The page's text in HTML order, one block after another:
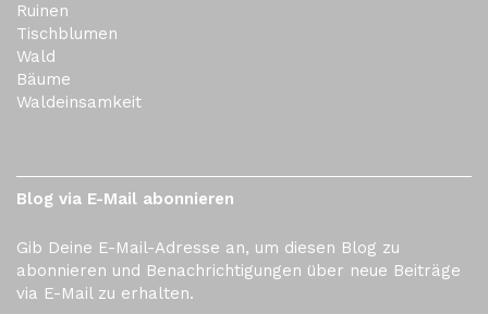
Ruinen
Tischblumen
Wald
Bäume
Waldeinsamkeit
Blog via E-Mail abonnieren
Gib Deine E-Mail-Adresse an, um diesen Blog zu
abonnieren und Benachrichtigungen über neue Beiträge
via E-Mail zu erhalten.